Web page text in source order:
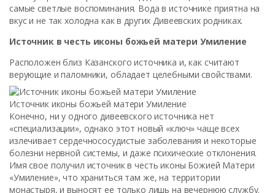
самые светлые воспоминания. Вода в источнике приятна на
вкус и не так холодна как в других Дивеевских родниках.
Источник в честь иконы божьей матери Умиление
Расположен близ Казанского источника и, как считают
верующие и паломники, обладает целебными свойствами.
Источник иконы божьей матери Умиление
Конечно, ни у одного дивеевского источника нет
«специализации», однако этот новый «ключ» чаще всех
излечивает сердечнососудистые заболевания и некоторые
болезни нервной системы, и даже психические отклонения.
Имя свое получил источник в честь иконы Божией Матери
«Умиление», что храниться там же, на территории
монастыря, и выносят ее только лишь на вечернюю службу.